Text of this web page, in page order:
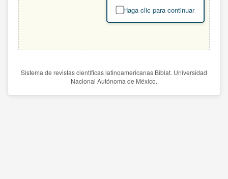
Haga clic para continuar
Sistema de revistas científicas latinoamericanas Biblat. Universidad
Nacional Autónoma de México.